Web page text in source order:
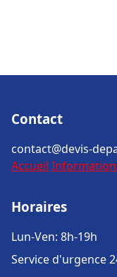
Contact
contact@devis-
Accueil
Horaires
Lun-Ven: 8h-19h
Service d'urgence